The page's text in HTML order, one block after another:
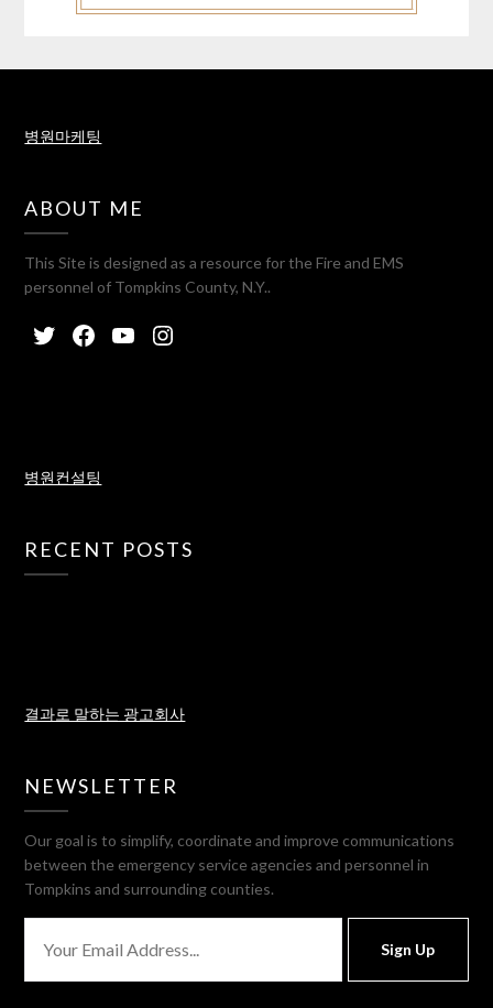
병원마케팅
ABOUT ME
This Site is designed as a resource for the Fire and EMS
personnel of Tompkins County, N.Y..
병원컨설팅
RECENT POSTS
결과로 말하는 광고회사
NEWSLETTER
Our goal is to simplify, coordinate and improve communications
between the emergency service agencies and personnel in
Tompkins and surrounding counties.
Sign Up